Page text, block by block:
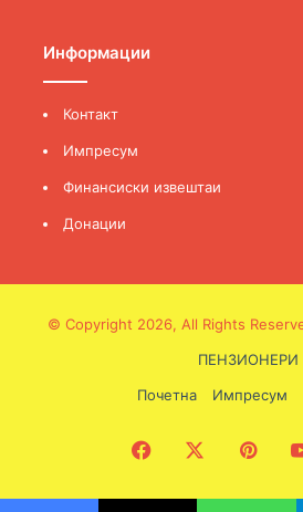
Информации
Контакт
Импресум
Финансиски извештаи
Донации
© Copyright 2026, All Rights
ПЕНЗИОНЕРИ
Почетна
Импресум
Facebook